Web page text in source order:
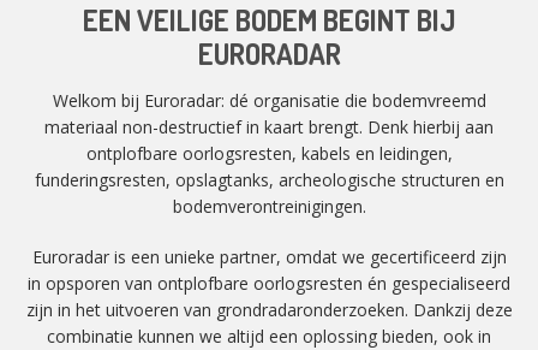
EEN VEILIGE BODEM BEGINT BIJ
EURORADAR
Welkom bij Euroradar: dé organisatie die bodemvreemd
materiaal non-destructief in kaart brengt. Denk hierbij aan
ontplofbare oorlogsresten, kabels en leidingen,
funderingsresten, opslagtanks, archeologische structuren en
bodemverontreinigingen.
Euroradar is een unieke partner, omdat we gecertificeerd zijn
in opsporen van ontplofbare oorlogsresten én gespecialiseerd
zijn in het uitvoeren van grondradaronderzoeken. Dankzij deze
combinatie kunnen we altijd een oplossing bieden, ook in